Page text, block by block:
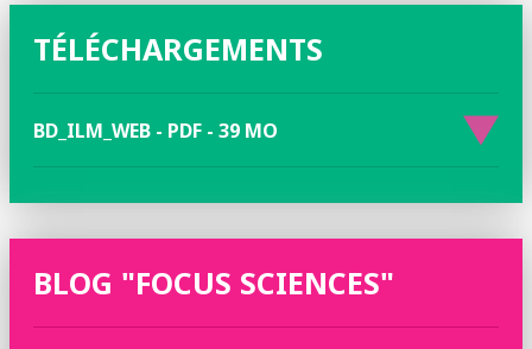
TÉLÉCHARGEMENTS
BD_ILM_WEB - PDF - 39 MO
BLOG "FOCUS SCIENCES"